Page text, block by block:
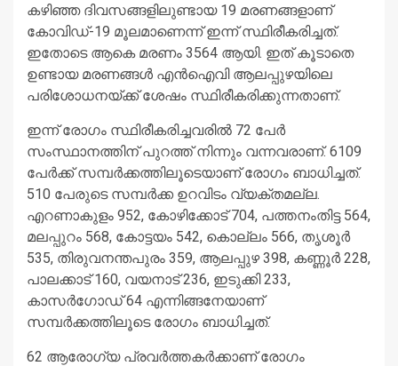
കഴിഞ്ഞ ദിവസങ്ങളിലുണ്ടായ 19 മരണങ്ങളാണ്
കോവിഡ്-19 മൂലമാണെന്ന് ഇന്ന് സ്ഥിരീകരിച്ചത്.
ഇതോടെ ആകെ മരണം 3564 ആയി. ഇത് കൂടാതെ
ഉണ്ടായ മരണങ്ങള്‍ എന്‍ഐവി ആലപ്പുഴയിലെ
പരിശോധനയ്ക്ക് ശേഷം സ്ഥിരീകരിക്കുന്നതാണ്.
ഇന്ന് രോഗം സ്ഥിരീകരിച്ചവരില്‍ 72 പേര്‍
സംസ്ഥാനത്തിന് പുറത്ത് നിന്നും വന്നവരാണ്. 6109
പേര്‍ക്ക് സമ്പര്‍ക്കത്തിലൂടെയാണ് രോഗം ബാധിച്ചത്.
510 പേരുടെ സമ്പര്‍ക്ക ഉറവിടം വ്യക്തമല്ല.
എറണാകുളം 952, കോഴിക്കോട് 704, പത്തനംതിട്ട 564,
മലപ്പുറം 568, കോട്ടയം 542, കൊല്ലം 566, തൃശൂര്‍
535, തിരുവനന്തപുരം 359, ആലപ്പുഴ 398, കണ്ണൂര്‍ 228,
പാലക്കാട് 160, വയനാട് 236, ഇടുക്കി 233,
കാസര്‍ഗോഡ് 64 എന്നിങ്ങനേയാണ്
സമ്പര്‍ക്കത്തിലൂടെ രോഗം ബാധിച്ചത്.
62 ആരോഗ്യ പ്രവര്‍ത്തകര്‍ക്കാണ് രോഗം